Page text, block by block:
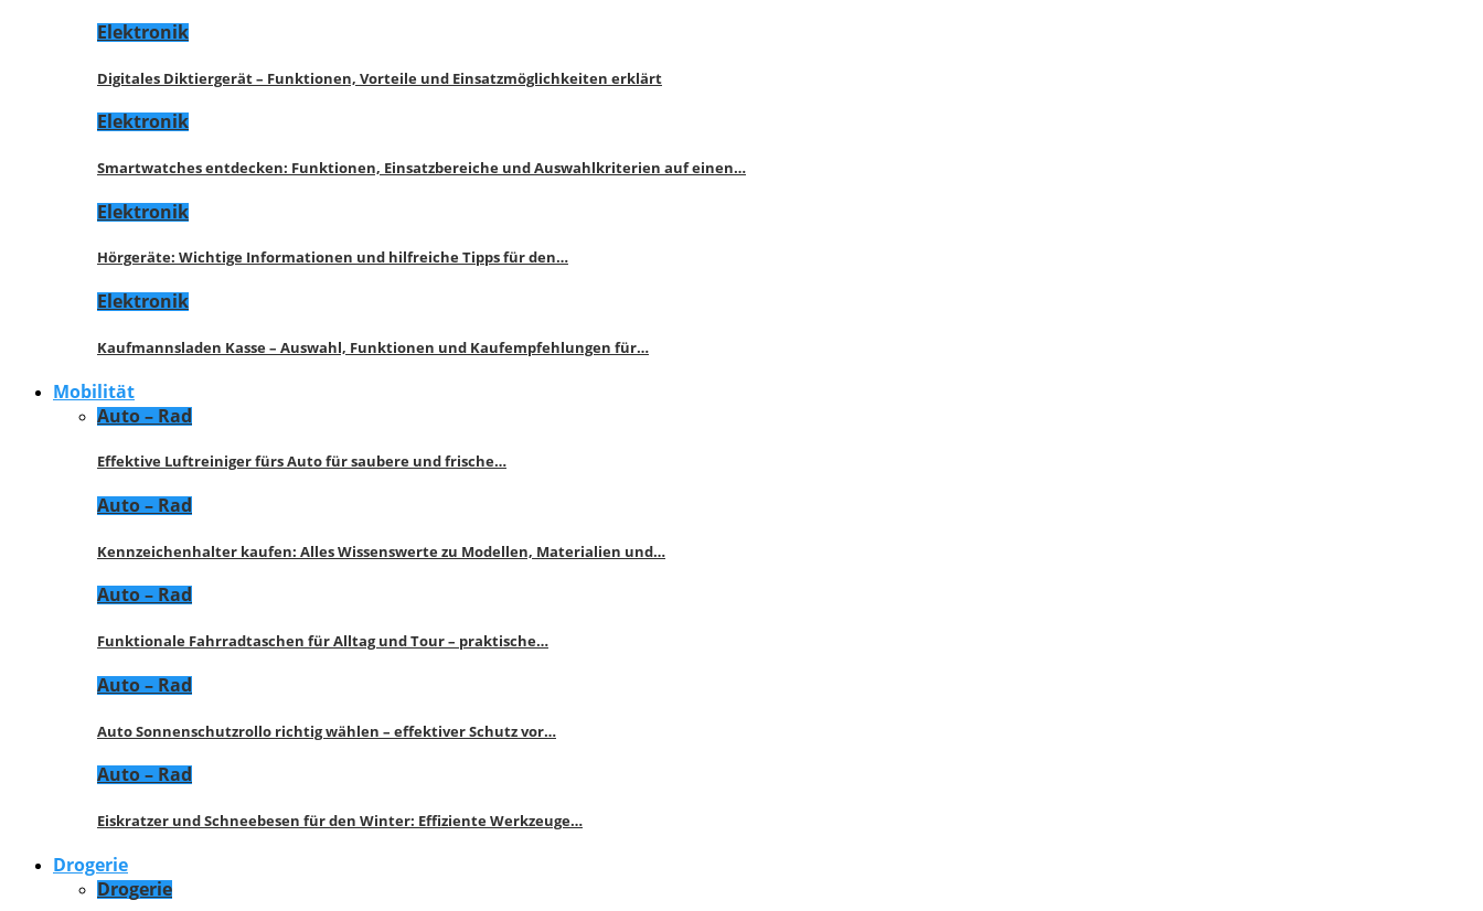
Elektronik
Digitales Diktiergerät – Funktionen, Vorteile und Einsatzmöglichkeiten erklärt
Elektronik
Smartwatches entdecken: Funktionen, Einsatzbereiche und Auswahlkriterien auf einen…
Elektronik
Hörgeräte: Wichtige Informationen und hilfreiche Tipps für den…
Elektronik
Kaufmannsladen Kasse – Auswahl, Funktionen und Kaufempfehlungen für…
Mobilität
Auto – Rad
Effektive Luftreiniger fürs Auto für saubere und frische…
Auto – Rad
Kennzeichenhalter kaufen: Alles Wissenswerte zu Modellen, Materialien und…
Auto – Rad
Funktionale Fahrradtaschen für Alltag und Tour – praktische…
Auto – Rad
Auto Sonnenschutzrollo richtig wählen – effektiver Schutz vor…
Auto – Rad
Eiskratzer und Schneebesen für den Winter: Effiziente Werkzeuge…
Drogerie
Drogerie